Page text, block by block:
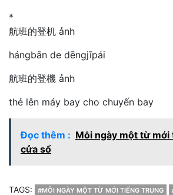
*
航班的登机 ảnh
hángbān de dēngjīpái
航班的登機 ảnh
thẻ lên máy bay cho chuyến bay
Đọc thêm : Mỗi ngày một từ
cửa sổ
TAGS: #MỖI NGÀY MỘT TỪ MỚI TIẾNG TRUNG